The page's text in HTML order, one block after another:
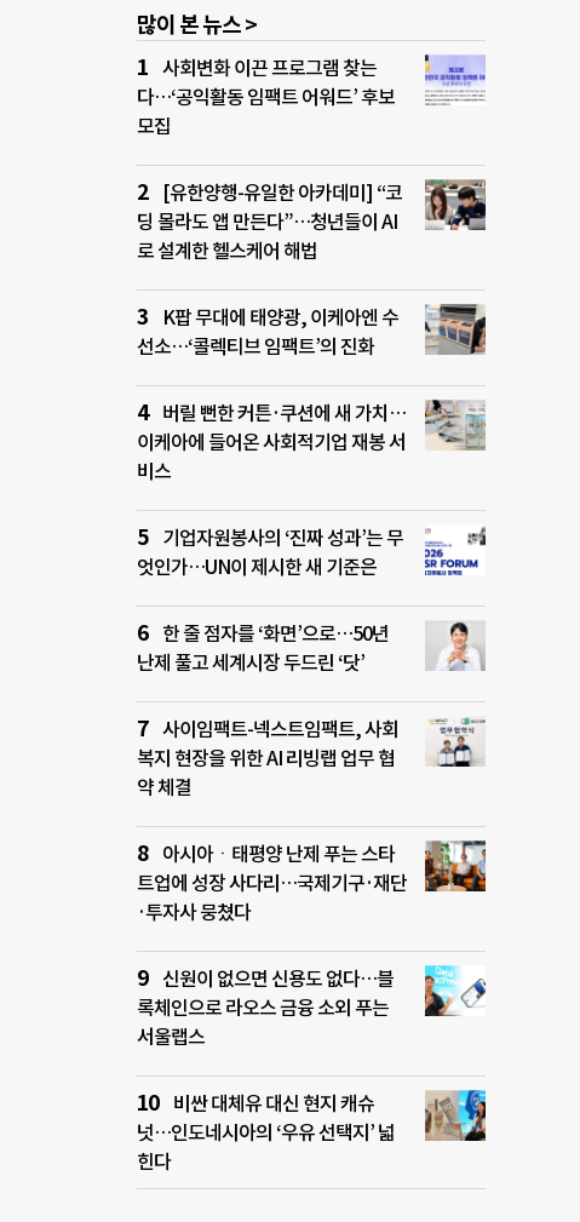
많이 본 뉴스 >
사회변화 이끈 프로그램 찾는
다…‘공익활동 임팩트 어워드’ 후보
모집
[유한양행-유일한 아카데미] “코
딩 몰라도 앱 만든다”…청년들이 AI
로 설계한 헬스케어 해법
K팝 무대에 태양광, 이케아엔 수
선소…‘콜렉티브 임팩트’의 진화
버릴 뻔한 커튼·쿠션에 새 가치…
이케아에 들어온 사회적기업 재봉 서
비스
기업자원봉사의 ‘진짜 성과’는 무
엇인가…UN이 제시한 새 기준은
한 줄 점자를 ‘화면’으로…50년
난제 풀고 세계시장 두드린 ‘닷’
사이임팩트-넥스트임팩트, 사회
복지 현장을 위한 AI 리빙랩 업무 협
약 체결
아시아ㆍ태평양 난제 푸는 스타
트업에 성장 사다리…국제기구·재단
·투자사 뭉쳤다
신원이 없으면 신용도 없다…블
록체인으로 라오스 금융 소외 푸는
서울랩스
비싼 대체유 대신 현지 캐슈
넛…인도네시아의 ‘우유 선택지’ 넓
힌다